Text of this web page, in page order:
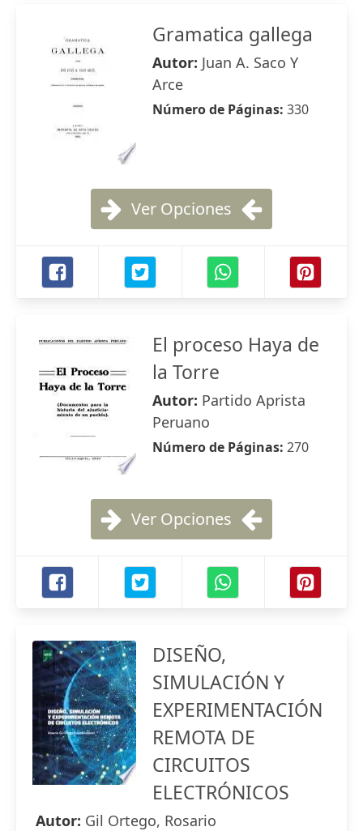
Gramatica gallega
Autor: Juan A. Saco Y
Arce
Número de Páginas: 330
Ver Opciones
El proceso Haya de
la Torre
Autor: Partido Aprista
Peruano
Número de Páginas: 270
Ver Opciones
DISEÑO,
SIMULACIÓN Y
EXPERIMENTACIÓN
REMOTA DE
CIRCUITOS
ELECTRÓNICOS
Autor: Gil Ortego, Rosario